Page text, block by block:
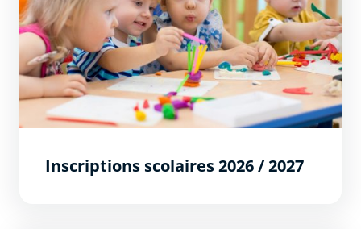
Inscriptions scolaires 2026 / 2027